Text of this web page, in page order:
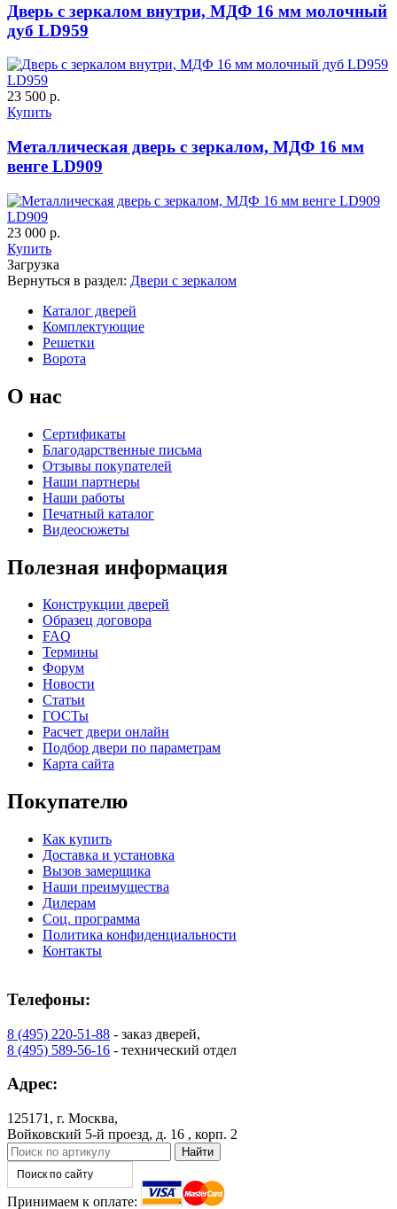
К-36 46 30
К-36 С
К-37 Н
КНТ
C71 C72
C73
C76
C78
Дверь с зеркалом внутри, МДФ 16 мм молочный
дуб LD959
LD959
23 500 р.
Купить
Металлическая дверь с зеркалом, МДФ 16 мм
венге LD909
LD909
23 000 р.
Купить
Загрузка
Вернуться в раздел: Двери с зеркалом
Каталог дверей
Комплектующие
Решетки
Ворота
О нас
Сертификаты
Благодарственные письма
Отзывы покупателей
Наши партнеры
Наши работы
Печатный каталог
Видеосюжеты
Полезная информация
Конструкции дверей
Образец договора
FAQ
Термины
Форум
Новости
Статьи
ГОСТы
Расчет двери онлайн
Подбор двери по параметрам
Карта сайта
Покупателю
Как купить
Доставка и установка
Вызов замерщика
Наши преимущества
Дилерам
Соц. программа
Политика конфиденциальности
Контакты
Телефоны:
8 (495) 220-51-88 - заказ дверей,
8 (495) 589-56-16 - технический отдел
Адрес:
125171, г. Москва,
Войковский 5-й проезд, д. 16 , корп. 2
Принимаем к оплате: